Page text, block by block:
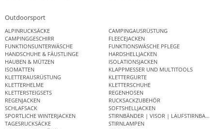
Outdoorsport
ALPINRUCKSÄCKE
CAMPINGAUSRÜSTUNG
CAMPINGGESCHIRR
FLEECEJACKEN
FUNKTIONSUNTERWÄSCHE
FUNKTIONSWÄSCHE PFLEGE
HANDSCHUHE & FÄUSTLINGE
HARDSHELLJACKEN
HAUBEN & MÜTZEN
ISOLATIONSJACKEN
ISOMATTEN
KLAPPMESSER UND MULTITOOLS
KLETTERAUSRÜSTUNG
KLETTERGURTE
KLETTERHELME
KLETTERSCHUHE
KLETTERSTEIGSETS
REGENHOSEN
REGENJACKEN
RUCKSACKZUBEHÖR
SCHLAFSACK
SOFTSHELLJACKEN
SPORTLICHE WINTERJACKEN
STIRNBÄNDER | VISOR | LAUFSTIRNBAND
TAGESRUCKSÄCKE
STIRNLAMPEN